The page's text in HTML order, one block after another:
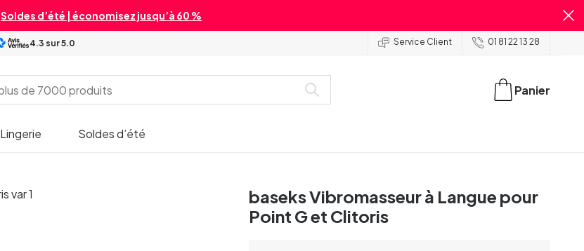
Soldes d’été | économisez jusqu’à 60 %
4.3 sur 5.0 Service Client 01 81 22 13 28
Lingerie Soldes d’été
Panier
baseks Vibromasseur à Langue pour
Point G et Clitoris